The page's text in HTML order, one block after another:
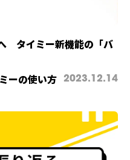
タイミー新機能の「バ
ーの使い方 2023.12.14